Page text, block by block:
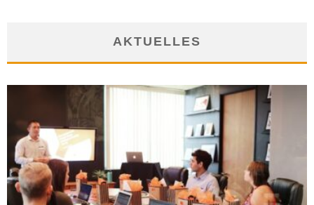
AKTUELLES